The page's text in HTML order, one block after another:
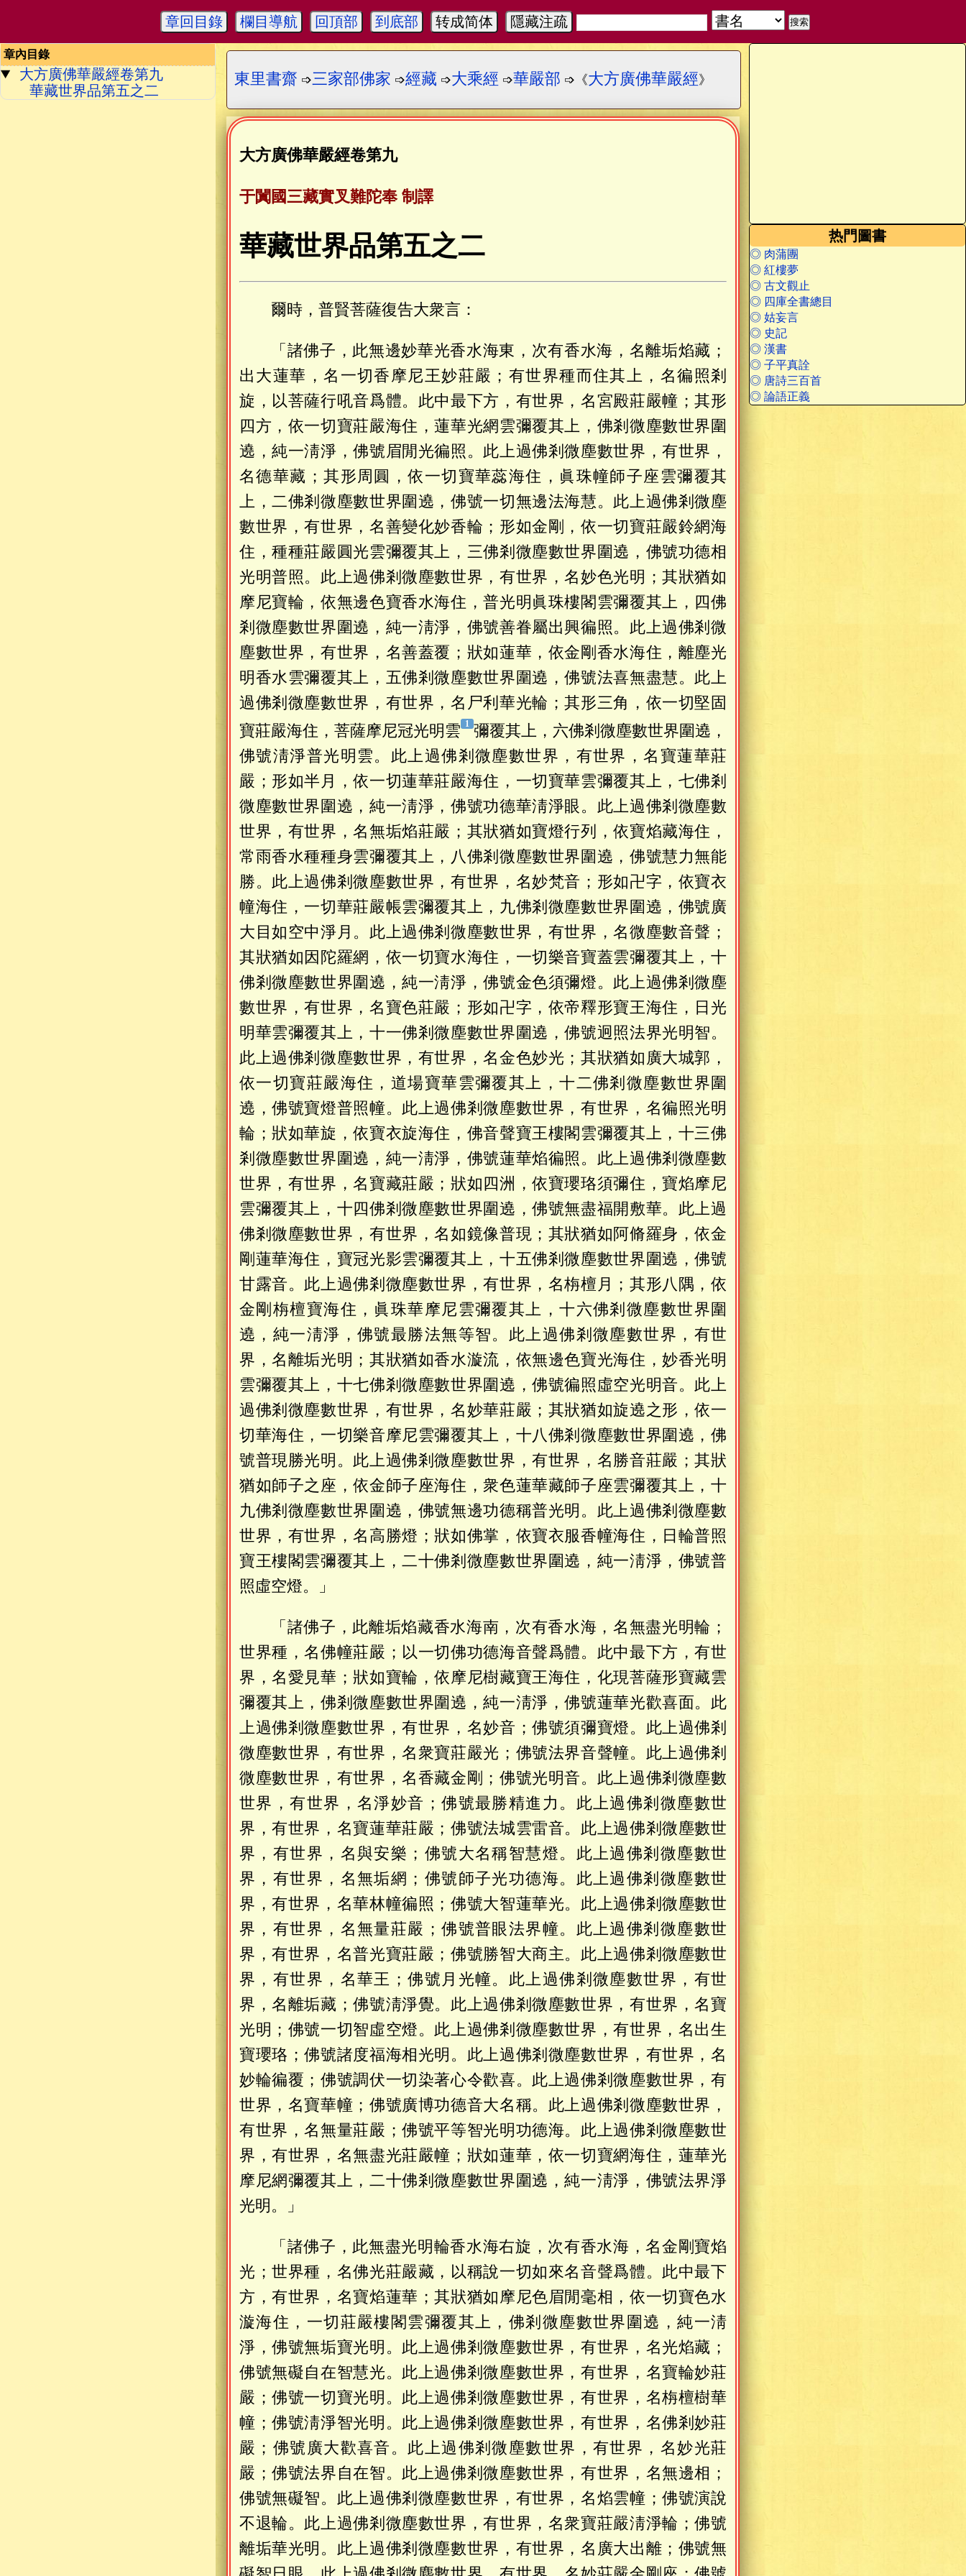
章回目錄 欄目導航 回頂部 到底部 转成简体 隱藏注疏
章內目錄
大方廣佛華嚴經卷第九
華藏世界品第五之二
热門圖書
◎ 肉蒲團
◎ 紅樓夢
◎ 古文觀止
◎ 四庫全書總目
◎ 姑妄言
◎ 史記
◎ 漢書
◎ 子平真詮
◎ 唐詩三百首
◎ 論語正義
東里書齋 ➩三家部佛家 ➩經藏 ➩大乘經 ➩華嚴部 ➩《大方廣佛華嚴經》
大方廣佛華嚴經卷第九
于闐國三藏實叉難陀奉 制譯
華藏世界品第五之二
爾時，普賢菩薩復告大衆言：
「諸佛子，此無邊妙華光香水海東，次有香水海，名離垢焰藏；
出大蓮華，名一切香摩尼王妙莊嚴；有世界種而住其上，名徧照剎
旋，以菩薩行吼音爲體。此中最下方，有世界，名宮殿莊嚴幢；其形
四方，依一切寶莊嚴海住，蓮華光網雲彌覆其上，佛剎微塵數世界圍
遶，純一淸淨，佛號眉閒光徧照。此上過佛剎微塵數世界，有世界，
名德華藏；其形周圓，依一切寶華蕊海住，眞珠幢師子座雲彌覆其
上，二佛剎微塵數世界圍遶，佛號一切無邊法海慧。此上過佛剎微塵
數世界，有世界，名善變化妙香輪；形如金剛，依一切寶莊嚴鈴網海
住，種種莊嚴圓光雲彌覆其上，三佛剎微塵數世界圍遶，佛號功德相
光明普照。此上過佛剎微塵數世界，有世界，名妙色光明；其狀猶如
摩尼寶輪，依無邊色寶香水海住，普光明眞珠樓閣雲彌覆其上，四佛
剎微塵數世界圍遶，純一淸淨，佛號善眷屬出興徧照。此上過佛剎微
塵數世界，有世界，名善蓋覆；狀如蓮華，依金剛香水海住，離塵光
明香水雲彌覆其上，五佛剎微塵數世界圍遶，佛號法喜無盡慧。此上
過佛剎微塵數世界，有世界，名尸利華光輪；其形三角，依一切堅固
寶莊嚴海住，菩薩摩尼冠光明雲
彌覆其上，六佛剎微塵數世界圍遶，
佛號淸淨普光明雲。此上過佛剎微塵數世界，有世界，名寶蓮華莊
嚴；形如半月，依一切蓮華莊嚴海住，一切寶華雲彌覆其上，七佛剎
微塵數世界圍遶，純一淸淨，佛號功德華淸淨眼。此上過佛剎微塵數
世界，有世界，名無垢焰莊嚴；其狀猶如寶燈行列，依寶焰藏海住，
常雨香水種種身雲彌覆其上，八佛剎微塵數世界圍遶，佛號慧力無能
勝。此上過佛剎微塵數世界，有世界，名妙梵音；形如卍字，依寶衣
幢海住，一切華莊嚴帳雲彌覆其上，九佛剎微塵數世界圍遶，佛號廣
大目如空中淨月。此上過佛剎微塵數世界，有世界，名微塵數音聲；
其狀猶如因陀羅網，依一切寶水海住，一切樂音寶蓋雲彌覆其上，十
佛剎微塵數世界圍遶，純一淸淨，佛號金色須彌燈。此上過佛剎微塵
數世界，有世界，名寶色莊嚴；形如卍字，依帝釋形寶王海住，日光
明華雲彌覆其上，十一佛剎微塵數世界圍遶，佛號迥照法界光明智。
此上過佛剎微塵數世界，有世界，名金色妙光；其狀猶如廣大城郭，
依一切寶莊嚴海住，道場寶華雲彌覆其上，十二佛剎微塵數世界圍
遶，佛號寶燈普照幢。此上過佛剎微塵數世界，有世界，名徧照光明
輪；狀如華旋，依寶衣旋海住，佛音聲寶王樓閣雲彌覆其上，十三佛
剎微塵數世界圍遶，純一淸淨，佛號蓮華焰徧照。此上過佛剎微塵數
世界，有世界，名寶藏莊嚴；狀如四洲，依寶瓔珞須彌住，寶焰摩尼
雲彌覆其上，十四佛剎微塵數世界圍遶，佛號無盡福開敷華。此上過
佛剎微塵數世界，有世界，名如鏡像普現；其狀猶如阿脩羅身，依金
剛蓮華海住，寶冠光影雲彌覆其上，十五佛剎微塵數世界圍遶，佛號
甘露音。此上過佛剎微塵數世界，有世界，名栴檀月；其形八隅，依
金剛栴檀寶海住，眞珠華摩尼雲彌覆其上，十六佛剎微塵數世界圍
遶，純一淸淨，佛號最勝法無等智。此上過佛剎微塵數世界，有世
界，名離垢光明；其狀猶如香水漩流，依無邊色寶光海住，妙香光明
雲彌覆其上，十七佛剎微塵數世界圍遶，佛號徧照虛空光明音。此上
過佛剎微塵數世界，有世界，名妙華莊嚴；其狀猶如旋遶之形，依一
切華海住，一切樂音摩尼雲彌覆其上，十八佛剎微塵數世界圍遶，佛
號普現勝光明。此上過佛剎微塵數世界，有世界，名勝音莊嚴；其狀
猶如師子之座，依金師子座海住，衆色蓮華藏師子座雲彌覆其上，十
九佛剎微塵數世界圍遶，佛號無邊功德稱普光明。此上過佛剎微塵數
世界，有世界，名高勝燈；狀如佛掌，依寶衣服香幢海住，日輪普照
寶王樓閣雲彌覆其上，二十佛剎微塵數世界圍遶，純一淸淨，佛號普
照虛空燈。」
「諸佛子，此離垢焰藏香水海南，次有香水海，名無盡光明輪；
世界種，名佛幢莊嚴；以一切佛功德海音聲爲體。此中最下方，有世
界，名愛見華；狀如寶輪，依摩尼樹藏寶王海住，化現菩薩形寶藏雲
彌覆其上，佛剎微塵數世界圍遶，純一淸淨，佛號蓮華光歡喜面。此
上過佛剎微塵數世界，有世界，名妙音；佛號須彌寶燈。此上過佛剎
微塵數世界，有世界，名衆寶莊嚴光；佛號法界音聲幢。此上過佛剎
微塵數世界，有世界，名香藏金剛；佛號光明音。此上過佛剎微塵數
世界，有世界，名淨妙音；佛號最勝精進力。此上過佛剎微塵數世
界，有世界，名寶蓮華莊嚴；佛號法城雲雷音。此上過佛剎微塵數世
界，有世界，名與安樂；佛號大名稱智慧燈。此上過佛剎微塵數世
界，有世界，名無垢網；佛號師子光功德海。此上過佛剎微塵數世
界，有世界，名華林幢徧照；佛號大智蓮華光。此上過佛剎微塵數世
界，有世界，名無量莊嚴；佛號普眼法界幢。此上過佛剎微塵數世
界，有世界，名普光寶莊嚴；佛號勝智大商主。此上過佛剎微塵數世
界，有世界，名華王；佛號月光幢。此上過佛剎微塵數世界，有世
界，名離垢藏；佛號淸淨覺。此上過佛剎微塵數世界，有世界，名寶
光明；佛號一切智虛空燈。此上過佛剎微塵數世界，有世界，名出生
寶瓔珞；佛號諸度福海相光明。此上過佛剎微塵數世界，有世界，名
妙輪徧覆；佛號調伏一切染著心令歡喜。此上過佛剎微塵數世界，有
世界，名寶華幢；佛號廣博功德音大名稱。此上過佛剎微塵數世界，
有世界，名無量莊嚴；佛號平等智光明功德海。此上過佛剎微塵數世
界，有世界，名無盡光莊嚴幢；狀如蓮華，依一切寶網海住，蓮華光
摩尼網彌覆其上，二十佛剎微塵數世界圍遶，純一淸淨，佛號法界淨
光明。」
「諸佛子，此無盡光明輪香水海右旋，次有香水海，名金剛寶焰
光；世界種，名佛光莊嚴藏，以稱說一切如來名音聲爲體。此中最下
方，有世界，名寶焰蓮華；其狀猶如摩尼色眉閒毫相，依一切寶色水
漩海住，一切莊嚴樓閣雲彌覆其上，佛剎微塵數世界圍遶，純一淸
淨，佛號無垢寶光明。此上過佛剎微塵數世界，有世界，名光焰藏；
佛號無礙自在智慧光。此上過佛剎微塵數世界，有世界，名寶輪妙莊
嚴；佛號一切寶光明。此上過佛剎微塵數世界，有世界，名栴檀樹華
幢；佛號淸淨智光明。此上過佛剎微塵數世界，有世界，名佛剎妙莊
嚴；佛號廣大歡喜音。此上過佛剎微塵數世界，有世界，名妙光莊
嚴；佛號法界自在智。此上過佛剎微塵數世界，有世界，名無邊相；
佛號無礙智。此上過佛剎微塵數世界，有世界，名焰雲幢；佛號演說
不退輪。此上過佛剎微塵數世界，有世界，名衆寶莊嚴淸淨輪；佛號
離垢華光明。此上過佛剎微塵數世界，有世界，名廣大出離；佛號無